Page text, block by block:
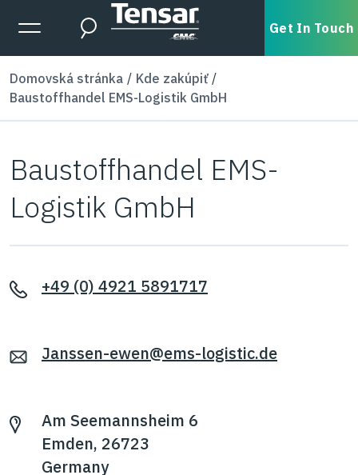
Skip to main content
Expanded Menu Toggle
Search Get In Touch
Domovská stránka
Kde zakúpiť
Baustoffhandel EMS-Logistik GmbH
Baustoffhandel EMS-
Logistik GmbH
+49 (0) 4921 5891717
Janssen-ewen@ems-logistic.de
Am Seemannsheim 6
Emden, 26723
Germany